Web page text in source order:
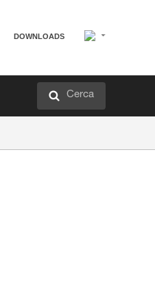
DOWNLOADS
Cerca